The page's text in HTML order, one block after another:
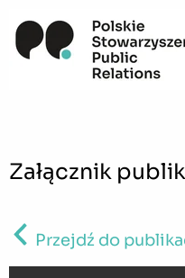
Załącznik
Przejdź do